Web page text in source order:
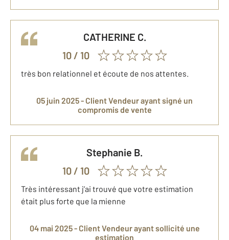
CATHERINE C.
10/ 10
très bon relationnel et écoute de nos attentes.
05 juin 2025 - Client Vendeurayant signé un
compromis de vente
Stephanie B.
10/ 10
Très intéressant j’ai trouvé que votre estimation
était plus forte que la mienne
04 mai 2025 - Client Vendeurayant sollicité une
estimation